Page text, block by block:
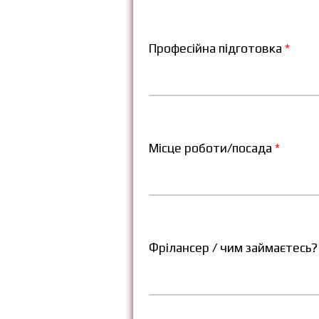
Професійна підготовка*
Місце роботи/посада*
Фрілансер / чим